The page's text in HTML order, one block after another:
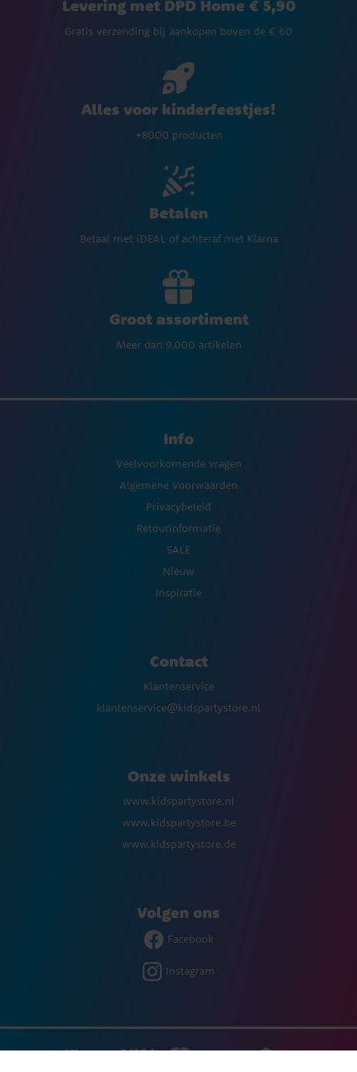
Levering met DPD Home € 5,90
Gratis verzending bij aankopen boven de € 60
Alles voor kinderfeestjes!
+8000 producten
Betalen
Betaal met iDEAL of achteraf met Klarna
Groot assortiment
Meer dan 9.000 artikelen
Info
Veelvoorkomende vragen
Algemene Voorwaarden
Privacybeleid
Retourinformatie
SALE
Nieuw
Inspiratie
Contact
Klantenservice
klantenservice@kidspartystore.nl
Onze winkels
www.kidspartystore.nl
www.kidspartystore.be
www.kidspartystore.de
Volgen ons
Facebook
Instagram